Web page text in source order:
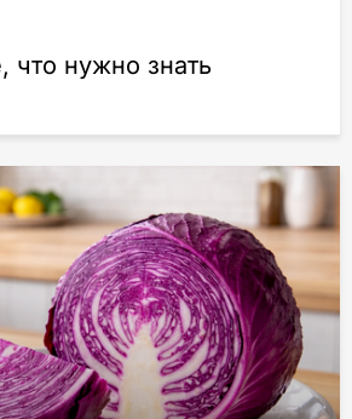
что нужно знать